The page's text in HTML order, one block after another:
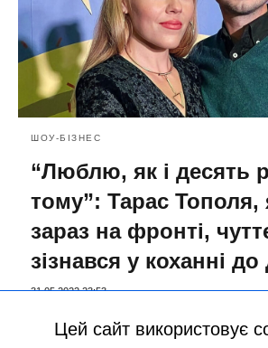
ШОУ-БІЗНЕС
“Люблю, як і десять
тому”: Тарас Тополя,
зараз на фронті,
зізнався у коханні
31.05.2022 23:53
більше статей
Цей сайт використовує